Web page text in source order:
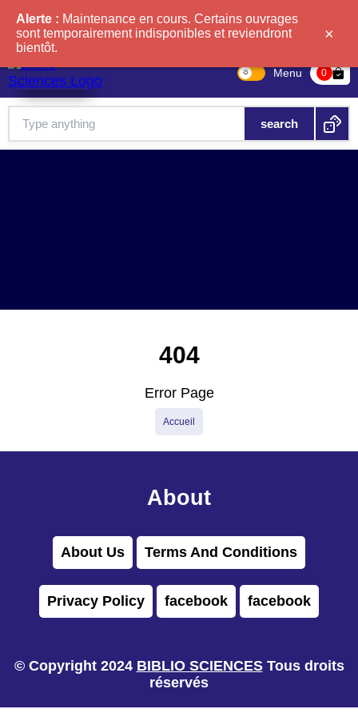
Menu 0 bag-check
Alerte : Maintenance en cours. Certains ouvrages
sont temporairement indisponibles et reviendront
bientôt.
×
404
Error Page
Accueil
About
About Us Terms And Conditions
Privacy Policy facebook facebook
© Copyright 2024 BIBLIO SCIENCESTous droits
réservés